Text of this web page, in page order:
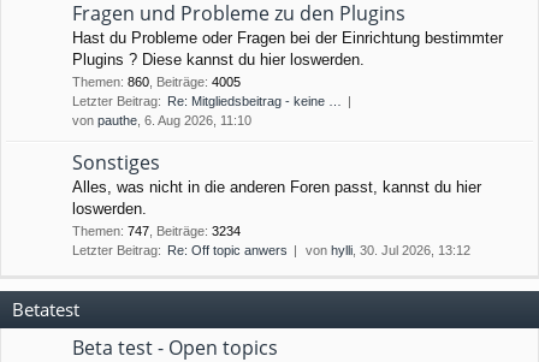
Fragen und Probleme zu den Plugins
Hast du Probleme oder Fragen bei der Einrichtung bestimmter
Plugins ? Diese kannst du hier loswerden.
Themen: 860 Beiträge: 4005
Letzter Beitrag: Re: Mitgliedsbeitrag - keine …
von pauthe , 6. Aug 2026, 11:10
Sonstiges
Alles, was nicht in die anderen Foren passt, kannst du hier
loswerden.
Themen: 747 Beiträge: 3234
Letzter Beitrag: Re: Off topic anwers von hylli , 30. Jul 2026, 13:12
Betatest
Beta test - Open topics